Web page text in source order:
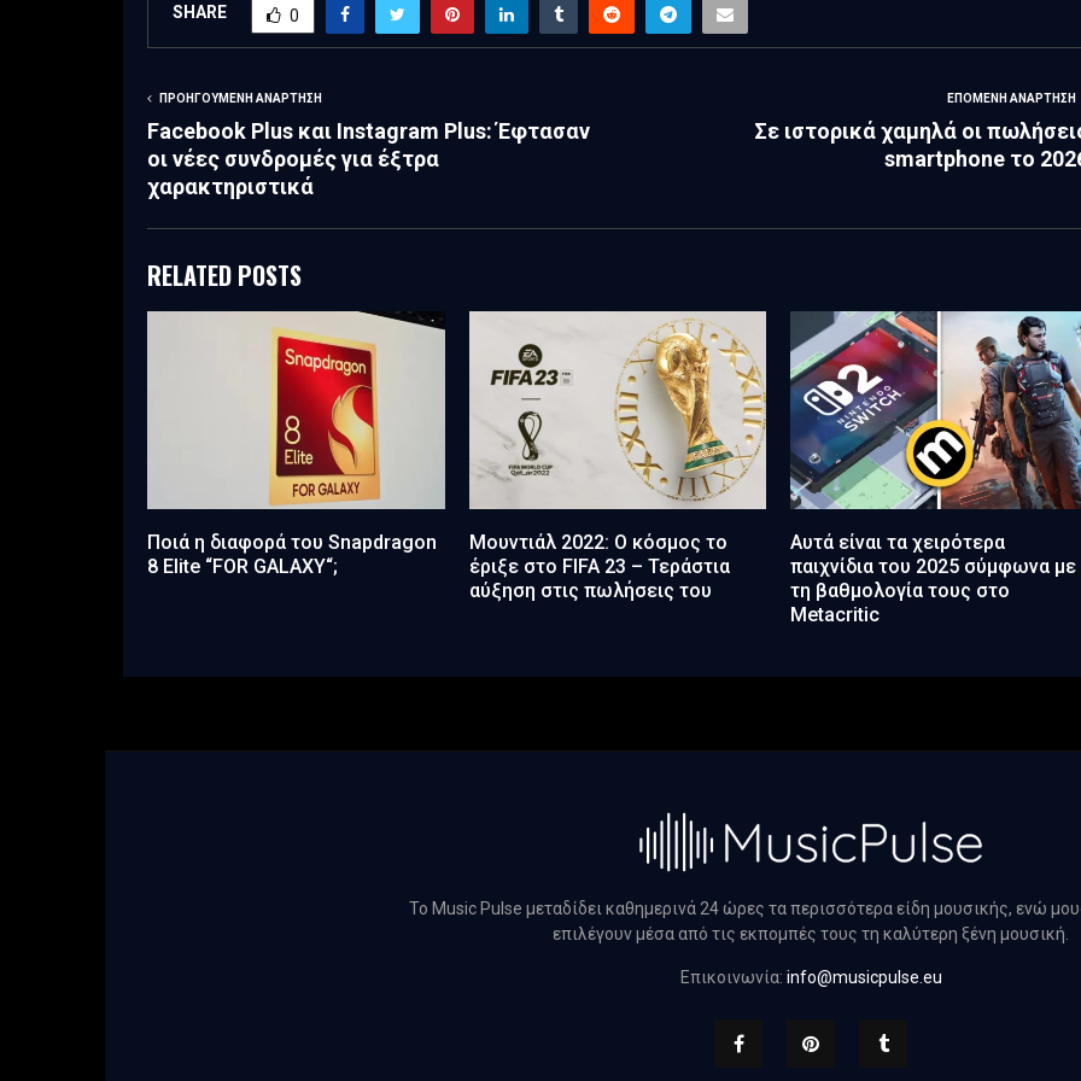
SHARE 0
ΠΡΟΗΓΟΎΜΕΝΗ ΑΝΆΡΤΗΣΗ
Facebook Plus και Instagram Plus: Έφτασαν
οι νέες συνδρομές για έξτρα
χαρακτηριστικά
ΕΠΌΜΕΝΗ ΑΝΆΡΤΗΣΗ
Σε ιστορικά χαμηλά οι
smartphone το
RELATED POSTS
Ποιά η διαφορά του Snapdragon
8 Elite “FOR GALAXY“;
Μουντιάλ 2022: Ο κόσμος το
έριξε στο FIFA 23 – Τεράστια
αύξηση στις πωλήσεις του
Αυτά είναι τα χειρότερα
παιχνίδια του 2025 σύμφωνα με
τη βαθμολογία τους στο
Metacritic
Το Music Pulse μεταδίδει καθημερινά 24 ώρες τα περισσότερα είδη μουσικής, ενώ
επιλέγουν μέσα από τις εκπομπές τους τη καλύτερη ξένη μουσική.
Επικοινωνία: info@musicpulse.eu